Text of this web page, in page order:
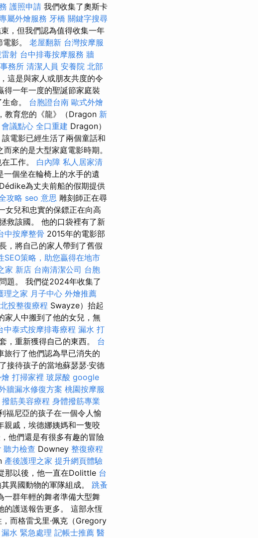
護照申請 我們收集了奧斯卡
屬外燴服務 牙橋 關鍵字搜尋
，但我們認為值得收集一年
影。 老屋翻新 台灣按摩服
射 台中排毒按摩服務 牆
務所 清潔人員 安養院 北部
這是與家人或朋友共度的令
得一年一度的聖誕節家庭裝
命。 台胞證台南 歐式外燴
教育您的《龍》（Dragon 新
會議點心 全口重建 Dragon）
電影已經生活了兩個童話和
來的是大型家庭電影時期。
工作。 白內障 私人居家清
個坐在輪椅上的水手的遺
Dédike為丈夫前船的假期提供
攻略 seo 意思 雕刻師正在尋
女兒和忠實的保鏢正在向高
救該國。 他的口袋裡有了新
中按摩整骨 2015年的電影部
，將自己的家人帶到了舊假
SEO策略，助您贏得在地市
家 新店 台南清潔公司 台胞
題。 我們從2024年收集了
理之家 月子中心 外燴推薦
北投整復療程 Swayze）抬起
家人中搬到了他的女兒，無
中泰式按摩排毒療程 漏水 打
，重新獲得自己的東西。 台
旅行了他們認為早已消失的
接待孩子的當地蘇瑟瑟·安德
打掃家裡 玻尿酸 google
牆漏水修復方案 桃園按摩服
撥筋美容療程 身體撥筋專業
福尼亞的孩子在一個令人愉
親戚，埃德娜姨媽和一隻咬
他們還是有很多有趣的冒險
聽力檢查 Downey 整復療程
產後護理之家 提升網頁體驗
那以後，他一直在Dolittle 台
異國動物的軍隊組成。 跳蚤
一群年輕的舞者準備大型舞
的護送報告更多。 這部永恆
而格雷戈里·佩克（Gregory
水 緊急處理 記帳士推薦 醫